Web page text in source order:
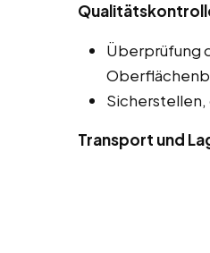
Überprüfung
Transport und